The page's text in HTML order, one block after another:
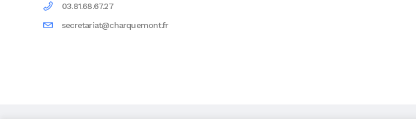
03.81.68.67.27
secretariat@charquemont.fr